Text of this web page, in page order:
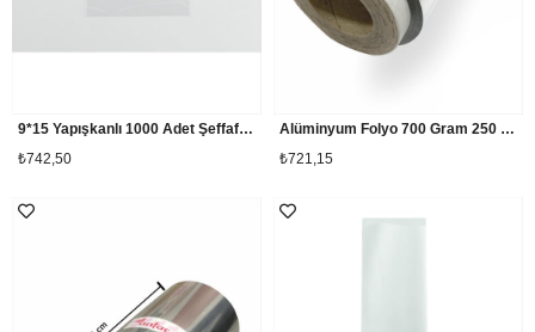
9*15 Yapışkanlı 1000 Adet Şeffaf Poşet
₺742,50
Alüminyum Folyo 700 Gram 250 Gram Masura
₺721,15